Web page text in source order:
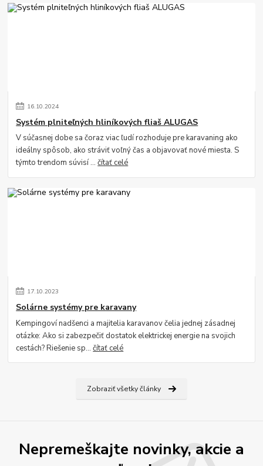
16.10.2024
Systém plniteľných hliníkových fliaš ALUGAS
V súčasnej dobe sa čoraz viac ľudí rozhoduje pre karavaning ako
ideálny spôsob, ako stráviť voľný čas a objavovať nové miesta. S
týmto trendom súvisí ...čítať celé
17.10.2023
Solárne systémy pre karavany
Kempingoví nadšenci a majitelia karavanov čelia jednej zásadnej
otázke: Ako si zabezpečiť dostatok elektrickej energie na svojich
cestách? Riešenie sp...čítať celé
Zobraziť všetky články
Nepremeškajte novinky, akcie a